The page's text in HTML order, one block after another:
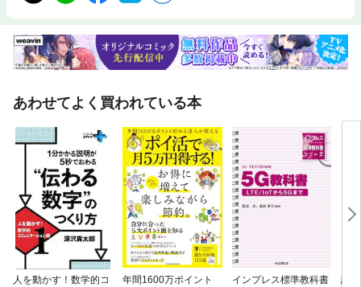
あわせてよく買われている本
人を動かす！数学的コ
年間1600万ポイント
インプレス標準教科書
誠